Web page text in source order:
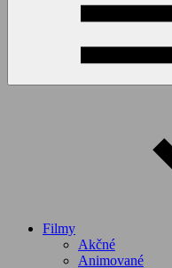
Filmy
Akčné
Animované